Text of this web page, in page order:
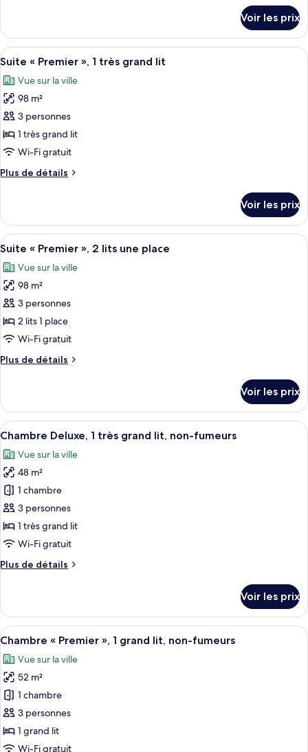
lits
une
place
le
type
de
Chambre
Deluxe,
lits
une
place
Voir les prix
Afficher
toutes
les
photos
pour
ce
type
chambre :
Premier
»,
1
très
grand
lit
Une chambre d’hôtel spacieuse
8
Suite « Premier », 1 très grand lit
Vue sur la ville
98 m²
3 personnes
1 très grand lit
Wi-Fi gratuit
Plus de détails
Plus
le
type
de
Suite
«
»,
très
grand
lit
Voir les prix
Afficher
toutes
les
photos
pour
ce
type
chambre :
Premier
»,
2
lits
une
place
Une chambre d’hôtel spacieuse
8
Suite « Premier », 2 lits une place
Vue sur la ville
98 m²
3 personnes
2 lits 1 place
Wi-Fi gratuit
Plus de détails
Plus
le
type
de
Suite
«
Premier
»,
2
lits
une
place
Voir les prix
Afficher
toutes
les
photos
pour
ce
type
de
chambre :
Chambre
très
grand
lit,
non-
fumeurs
Une chambre d’hôtel dotée d’une
8
Chambre Deluxe, 1 très grand lit, non-fumeurs
Vue sur la ville
48 m²
1 chambre
3 personnes
1 très grand lit
Wi-Fi gratuit
Plus de détails
Plus
le
type
de
Chambre
Deluxe,
très
grand
lit,
non-
fumeurs
Voir les prix
Afficher
toutes
les
photos
pour
ce
type
de
Une chambre d’hôtel spacieuse,
8
Chambre « Premier », 1 grand lit, non-fumeurs
Vue sur la ville
52 m²
1 chambre
3 personnes
1 grand lit
Wi-Fi gratuit